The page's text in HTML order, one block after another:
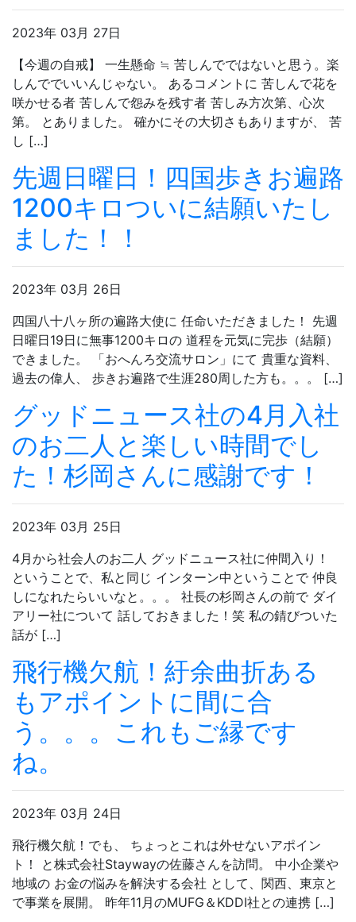
2023年 03月 27日
【今週の自戒】 一生懸命 ≒ 苦しんでではないと思う。楽
しんででいいんじゃない。 あるコメントに 苦しんで花を
咲かせる者 苦しんで怨みを残す者 苦しみ方次第、心次
第。 とありました。 確かにその大切さもありますが、 苦
し […]
先週日曜日！四国歩きお遍路
1200キロついに結願いたし
ました！！
2023年 03月 26日
四国八十八ヶ所の遍路大使に 任命いただきました！ 先週
日曜日19日に無事1200キロの 道程を元気に完歩（結願）
できました。 「おへんろ交流サロン」にて 貴重な資料、
過去の偉人、 歩きお遍路で生涯280周した方も。。。 […]
グッドニュース社の4月入社
のお二人と楽しい時間でし
た！杉岡さんに感謝です！
2023年 03月 25日
4月から社会人のお二人 グッドニュース社に仲間入り！
ということで、私と同じ インターン中ということで 仲良
しになれたらいいなと。。。 社長の杉岡さんの前で ダイ
アリー社について 話しておきました！笑 私の錆びついた
話が […]
飛行機欠航！紆余曲折ある
もアポイントに間に合
う。。。これもご縁です
ね。
2023年 03月 24日
飛行機欠航！でも、 ちょっとこれは外せないアポイン
ト！ と株式会社Staywayの佐藤さんを訪問。 中小企業や
地域の お金の悩みを解決する会社 として、関西、東京と
で事業を展開。 昨年11月のMUFG＆KDDI社との連携 […]